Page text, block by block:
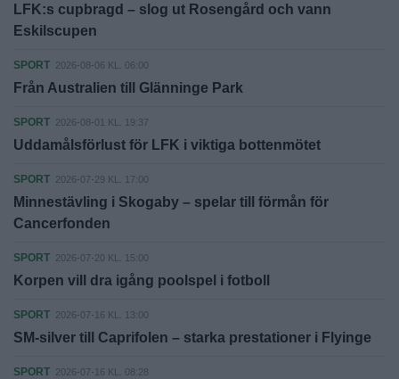
LFK:s cupbragd – slog ut Rosengård och vann
Eskilscupen
SPORT 2026-08-06 KL. 06:00
Från Australien till Glänninge Park
SPORT 2026-08-01 KL. 19:37
Uddamålsförlust för LFK i viktiga bottenmötet
SPORT 2026-07-29 KL. 17:00
Minnestävling i Skogaby – spelar till förmån för
Cancerfonden
SPORT 2026-07-20 KL. 15:00
Korpen vill dra igång poolspel i fotboll
SPORT 2026-07-16 KL. 13:00
SM-silver till Caprifolen – starka prestationer i Flyinge
SPORT 2026-07-16 KL. 08:28